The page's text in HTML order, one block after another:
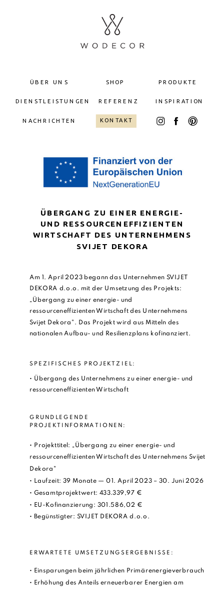
REFERENZ
PRODUKTE
SHOP
ÜBER UNS
DIENSTLEISTUNGEN
KONTAKT
NACHRICHTEN
INSPIRATION
Am 1. April 2023 begann das Unternehmen SVIJET
DEKORA d.o.o. mit der Umsetzung des Projekts:
„Übergang zu einer energie- und
ressourceneffizienten Wirtschaft des Unternehmens
Svijet Dekora". Das Projekt wird aus Mitteln des
nationalen Aufbau- und Resilienzplans kofinanziert.
• Übergang des Unternehmens zu einer energie- und
ressourceneffizienten Wirtschaft
ÜBERGANG ZU EINER ENERGIE-
UND RESSOURCENEFFIZIENTEN
WIRTSCHAFT DES UNTERNEHMENS
SVIJET DEKORA
SPEZIFISCHES PROJEKTZIEL:
GRUNDLEGENDE
PROJEKTINFORMATIONEN:
• Projekttitel: „Übergang zu einer energie- und
ressourceneffizienten Wirtschaft des Unternehmens Svijet
Dekora"
• Laufzeit: 39 Monate — 01. April 2023 – 30. Juni 2026
• Gesamtprojektwert: 433.339,97 €
• EU-Kofinanzierung: 301.586,02 €
• Begünstigter: SVIJET DEKORA d.o.o.
ERWARTETE UMSETZUNGSERGEBNISSE:
• Einsparungen beim jährlichen Primärenergieverbrauch
• Erhöhung des Anteils erneuerbarer Energien am